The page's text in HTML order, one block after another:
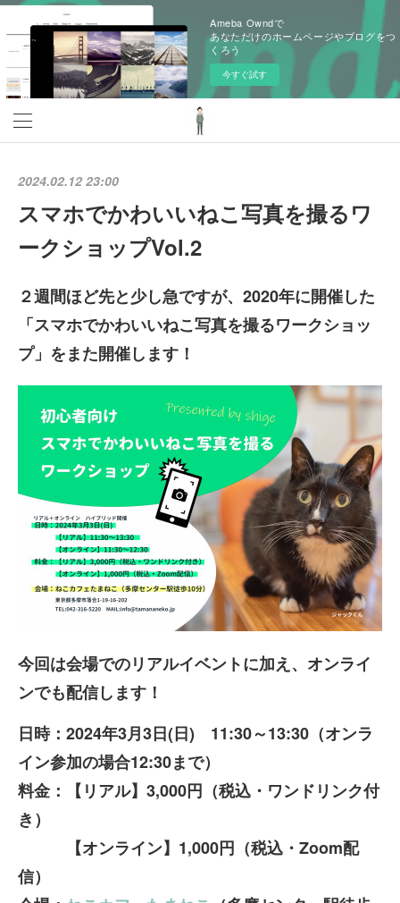
Ameba Owndで
あなただけのホームページやブログをつ
くろう
今すぐ試す
2024.02.12 23:00
スマホでかわいいねこ写真を撮るワ
ークショップVol.2
２週間ほど先と少し急ですが、2020年に開催した
「スマホでかわいいねこ写真を撮るワークショッ
プ」をまた開催します！
今回は会場でのリアルイベントに加え、オンライ
ンでも配信します！
日時：2024年3月3日(日) 11:30～13:30（オンラ
イン参加の場合12:30まで）
料金：【リアル】3,000円（税込・ワンドリンク付
き）
【オンライン】1,000円（税込・Zoom配
信）